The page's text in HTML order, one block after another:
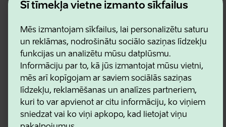
Šī tīmekļa vietne izmanto sīkfailus
Mēs izmantojam sīkfailus, lai personalizētu saturu
un reklāmas, nodrošinātu sociālo saziņas līdzekļu
funkcijas un analizētu mūsu datplūsmu.
Informāciju par to, kā jūs izmantojat mūsu vietni,
mēs arī kopīgojam ar saviem sociālās saziņas
līdzekļu, reklamēšanas un analīzes partneriem,
kuri to var apvienot ar citu informāciju, ko viņiem
sniedzat vai ko viņi apkopo, kad lietojat viņu
Kontakti
Lietošanas noteikumi
Sīkdatņu un konfidencialitātes politika